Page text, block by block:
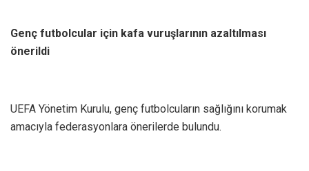
Genç futbolcular için kafa vuruşlarının azaltılması
önerildi
UEFA Yönetim Kurulu, genç futbolcuların sağlığını korumak
amacıyla federasyonlara önerilerde bulundu.